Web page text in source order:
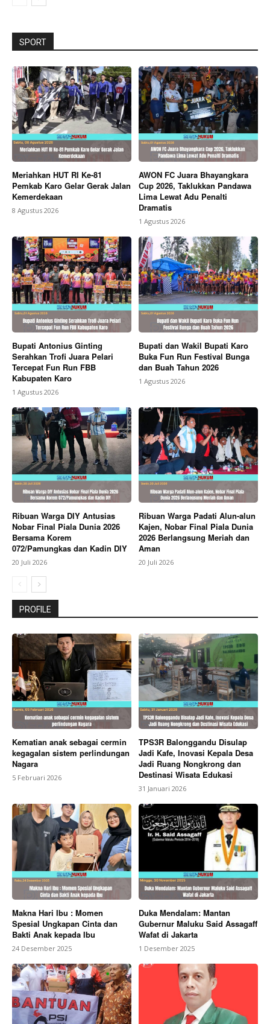
SPORT
Meriahkan HUT RI Ke-81
Pemkab Karo Gelar Gerak Jalan
Kemerdekaan
8 Agustus 2026
AWON FC Juara Bhayangkara
Cup 2026, Taklukkan Pandawa
Lima Lewat Adu Penalti
Dramatis
1 Agustus 2026
Bupati Antonius Ginting
Serahkan Trofi Juara Pelari
Tercepat Fun Run FBB
Kabupaten Karo
1 Agustus 2026
Bupati dan Wakil Bupati Karo
Buka Fun Run Festival Bunga
dan Buah Tahun 2026
1 Agustus 2026
Ribuan Warga DIY Antusias
Nobar Final Piala Dunia 2026
Bersama Korem
072/Pamungkas dan Kadin DIY
20 Juli 2026
Ribuan Warga Padati Alun-alun
Kajen, Nobar Final Piala Dunia
2026 Berlangsung Meriah dan
Aman
20 Juli 2026
PROFILE
Kematian anak sebagai cermin
kegagalan sistem perlindungan
Nagara
5 Februari 2026
TPS3R Balonggandu Disulap
Jadi Kafe, Inovasi Kepala Desa
Jadi Ruang Nongkrong dan
Destinasi Wisata Edukasi
31 Januari 2026
Makna Hari Ibu : Momen
Spesial Ungkapan Cinta dan
Bakti Anak kepada Ibu
24 Desember 2025
Duka Mendalam: Mantan
Gubernur Maluku Said Assagaff
Wafat di Jakarta
1 Desember 2025